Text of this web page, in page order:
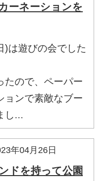
ーネーションを
)は遊びの会でした
たので、ペーパー
ョンで素敵なブー
し...
年04月26日
ドを持って公園